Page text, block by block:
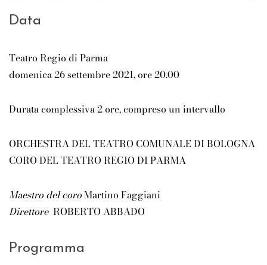
Data
Teatro Regio di Parma
domenica 26 settembre 2021, ore 20.00
Durata complessiva 2 ore, compreso un intervallo
ORCHESTRA DEL TEATRO COMUNALE DI BOLOGNA
CORO DEL TEATRO REGIO DI PARMA
Maestro del coroMartino Faggiani
Direttore ROBERTO ABBADO
Programma